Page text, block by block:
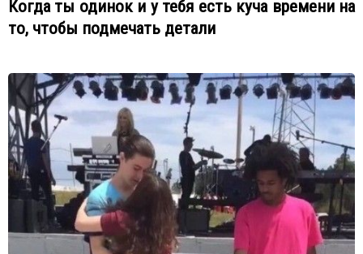
Когда ты одинок и у тебя есть куча времени на
то, чтобы подмечать детали